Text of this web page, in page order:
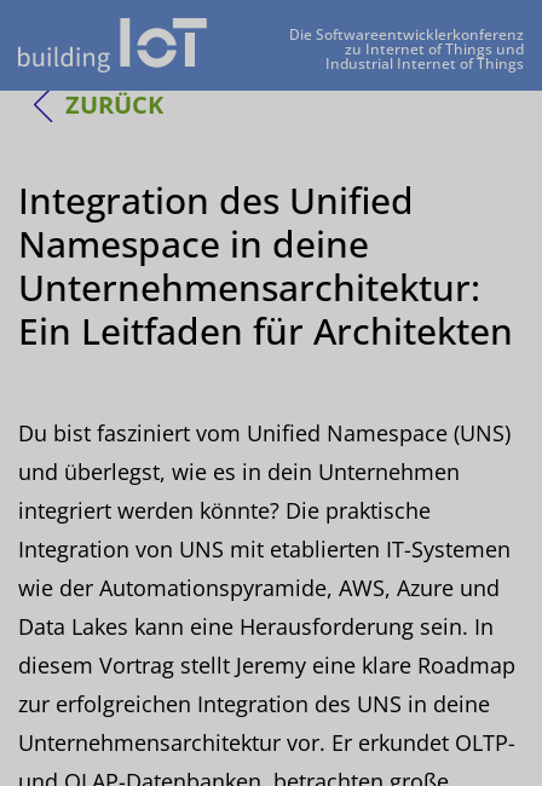
Die Softwareentwicklerkonferenz
zu Internet of Things und
Industrial Internet of Things
ZURÜCK
Integration des Unified
Namespace in deine
Unternehmensarchitektur:
Ein Leitfaden für Architekten
Du bist fasziniert vom Unified Namespace (UNS)
und überlegst, wie es in dein Unternehmen
integriert werden könnte? Die praktische
Integration von UNS mit etablierten IT-Systemen
wie der Automationspyramide, AWS, Azure und
Data Lakes kann eine Herausforderung sein. In
diesem Vortrag stellt Jeremy eine klare Roadmap
zur erfolgreichen Integration des UNS in deine
Unternehmensarchitektur vor. Er erkundet OLTP-